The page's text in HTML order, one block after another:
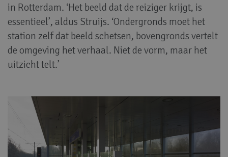
in Rotterdam. ‘Het beeld dat de reiziger krijgt, is
essentieel’, aldus Struijs. ‘Ondergronds moet het
station zelf dat beeld schetsen, bovengronds vertelt
de omgeving het verhaal. Niet de vorm, maar het
uitzicht telt.’